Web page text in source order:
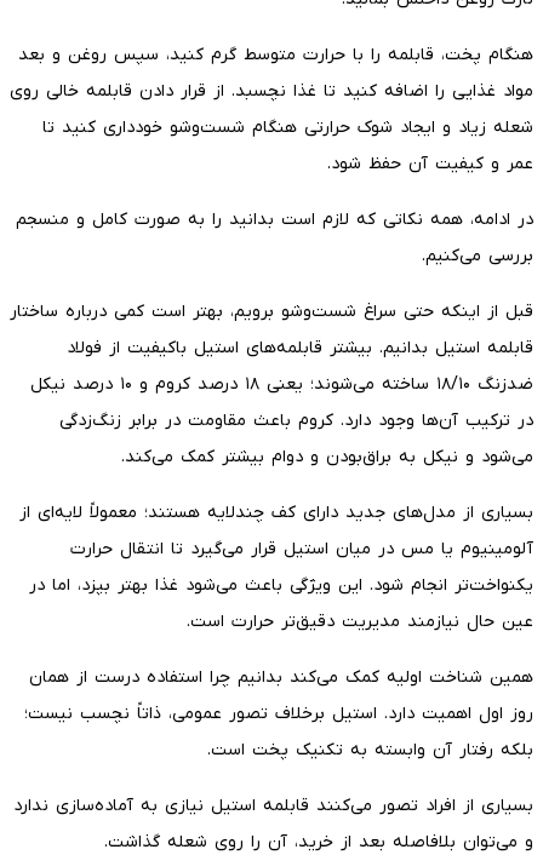
هنگام پخت، قابلمه را با حرارت متوسط گرم کنید، سپس روغن و بعد
مواد غذایی را اضافه کنید تا غذا نچسبد. از قرار دادن قابلمه خالی روی
شعله زیاد و ایجاد شوک حرارتی هنگام شست‌وشو خودداری کنید تا
عمر و کیفیت آن حفظ شود.
در ادامه، همه نکاتی که لازم است بدانید را به صورت کامل و منسجم
بررسی می‌کنیم.
قبل از اینکه حتی سراغ شست‌وشو برویم، بهتر است کمی درباره ساختار
قابلمه استیل بدانیم. بیشتر قابلمه‌های استیل باکیفیت از فولاد
ضدزنگ ۱۸/۱۰ ساخته می‌شوند؛ یعنی ۱۸ درصد کروم و ۱۰ درصد نیکل
در ترکیب آن‌ها وجود دارد. کروم باعث مقاومت در برابر زنگ‌زدگی
می‌شود و نیکل به براق‌بودن و دوام بیشتر کمک می‌کند.
بسیاری از مدل‌های جدید دارای کف چندلایه هستند؛ معمولاً لایه‌ای از
آلومینیوم یا مس در میان استیل قرار می‌گیرد تا انتقال حرارت
یکنواخت‌تر انجام شود. این ویژگی باعث می‌شود غذا بهتر بپزد، اما در
عین حال نیازمند مدیریت دقیق‌تر حرارت است.
همین شناخت اولیه کمک می‌کند بدانیم چرا استفاده درست از همان
روز اول اهمیت دارد. استیل برخلاف تصور عمومی، ذاتاً نچسب نیست؛
بلکه رفتار آن وابسته به تکنیک پخت است.
بسیاری از افراد تصور می‌کنند قابلمه استیل نیازی به آماده‌سازی ندارد
و می‌توان بلافاصله بعد از خرید، آن را روی شعله گذاشت.